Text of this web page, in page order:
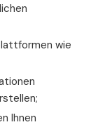
wie
Ihnen